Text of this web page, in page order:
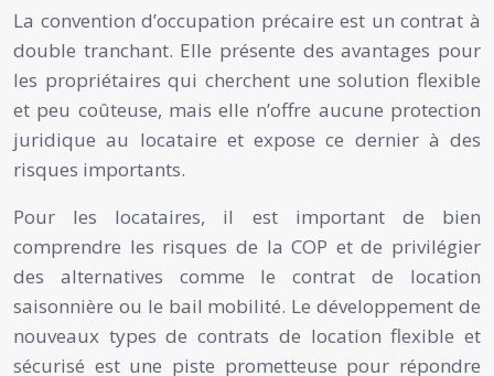
La convention d’occupation précaire est un contrat à
double tranchant. Elle présente des avantages pour
les propriétaires qui cherchent une solution flexible
et peu coûteuse, mais elle n’offre aucune protection
juridique au locataire et expose ce dernier à des
risques importants.
Pour les locataires, il est important de bien
comprendre les risques de la COP et de privilégier
des alternatives comme le contrat de location
saisonnière ou le bail mobilité. Le développement de
nouveaux types de contrats de location flexible et
sécurisé est une piste prometteuse pour répondre